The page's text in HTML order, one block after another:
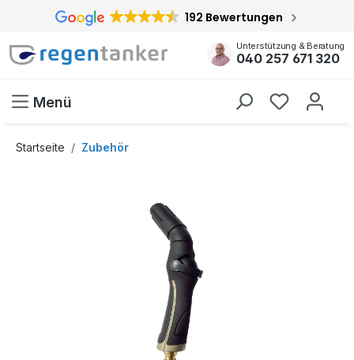
springen 192 Bewertungen
Unterstützung & Beratung
040 257 671 320
Menü
Startseite Zubehör